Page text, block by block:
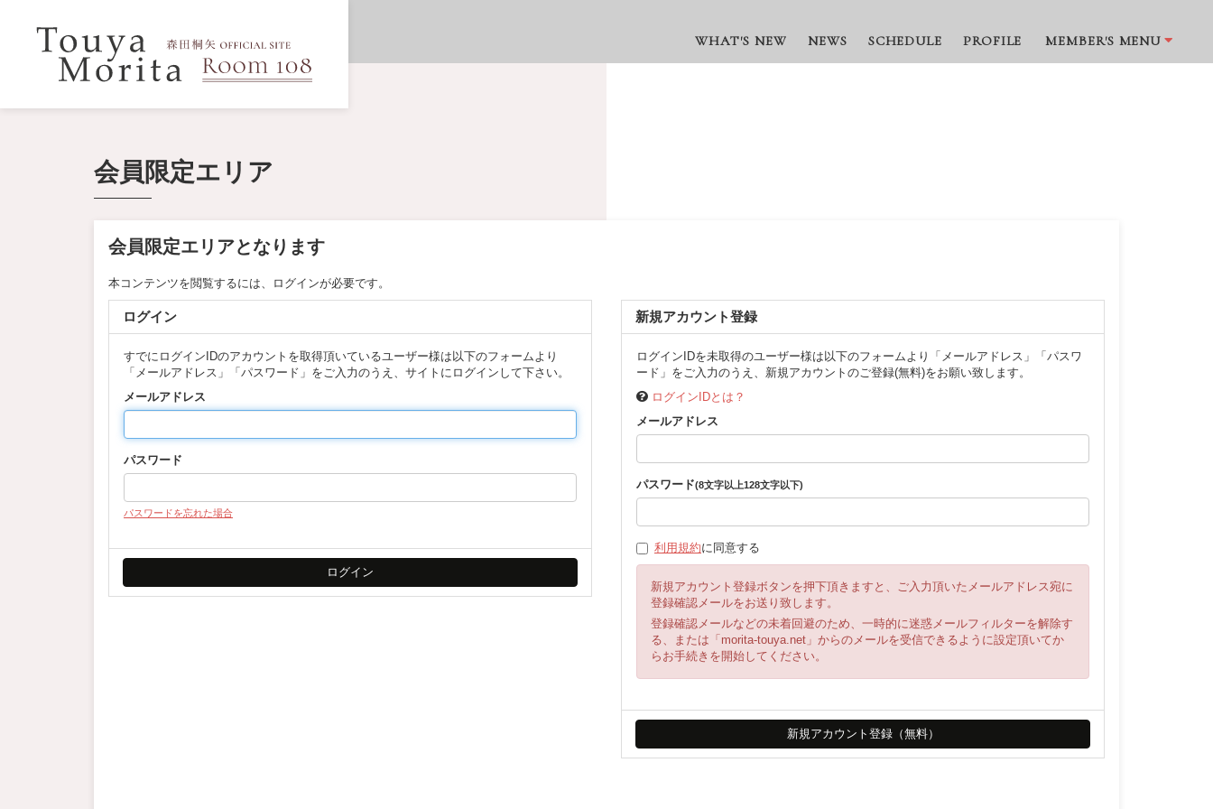
WHAT'S NEW NEWS SCHEDULE PROFILE MEMBER'S MENU
会員限定エリア
会員限定エリアとなります
本コンテンツを閲覧するには、ログインが必要です。
ログイン
すでにログインIDのアカウントを取得頂いているユーザー様は以下のフォームより
「メールアドレス」「パスワード」をご入力のうえ、サイトにログインして下さい。
メールアドレス
パスワード
パスワードを忘れた場合
新規アカウント登録
ログインIDを未取得のユーザー様は以下のフォームより「メールアドレス」「パスワ
ード」をご入力のうえ、新規アカウントのご登録(無料)をお願い致します。
ログインIDとは？
メールアドレス
パスワード(8文字以上128文字以下)
利用規約に同意する
新規アカウント登録ボタンを押下頂きますと、ご入力頂いたメールアドレス宛に
登録確認メールをお送り致します。
登録確認メールなどの未着回避のため、一時的に迷惑メールフィルターを解除す
る、または「morita-touya.net」からのメールを受信できるように設定頂いてか
らお手続きを開始してください。